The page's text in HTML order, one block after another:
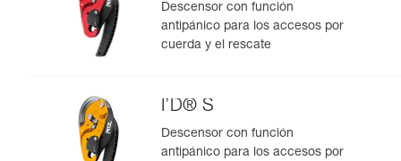
Descensor con función
antipánico para los accesos por
cuerda y el rescate
I’D® S
Descensor con función
antipánico para los accesos por